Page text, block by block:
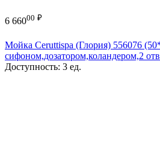
6 66000 ₽
Мойка Ceruttispa (Глория) 556076
сифоном,дозатором,коландером,2
Доступность: 3 ед.